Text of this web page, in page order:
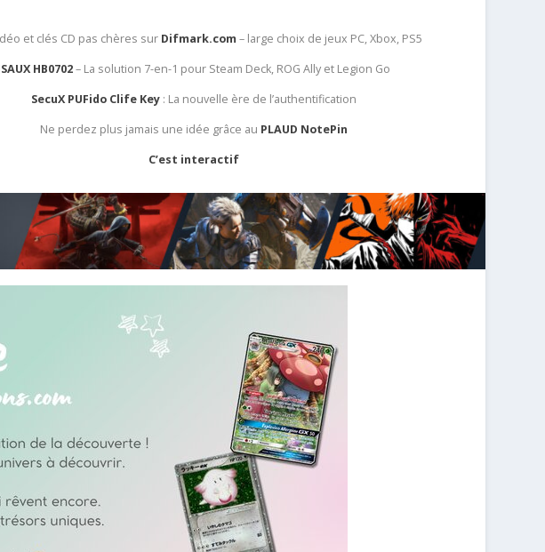
et clés CD pas chères sur Difmark.com – large choix de jeux PC, Xbox, PS5
HB0702– La solution 7-en-1 pour Steam Deck, ROG Ally et Legion Go
SecuX PUFido Clife Key : La nouvelle ère de l’authentification
Ne perdez plus jamais une idée grâce au PLAUD NotePin
C’est interactif